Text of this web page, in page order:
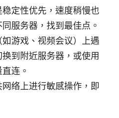
定性优先，速度稍慢也
服务器，找到最佳点。
游戏、视频会议）上遇
到附近服务器，或使用
连。
络上进行敏感操作，即